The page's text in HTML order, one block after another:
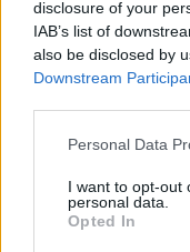
disclosure of your
IAB’s list of
also be disclosed by
Downstream
Personal Data
I want to opt-out
personal data.
Opted In
Το χονδρικό
κατόπιν
Επίσης η
α) Να
με όμοιο ή